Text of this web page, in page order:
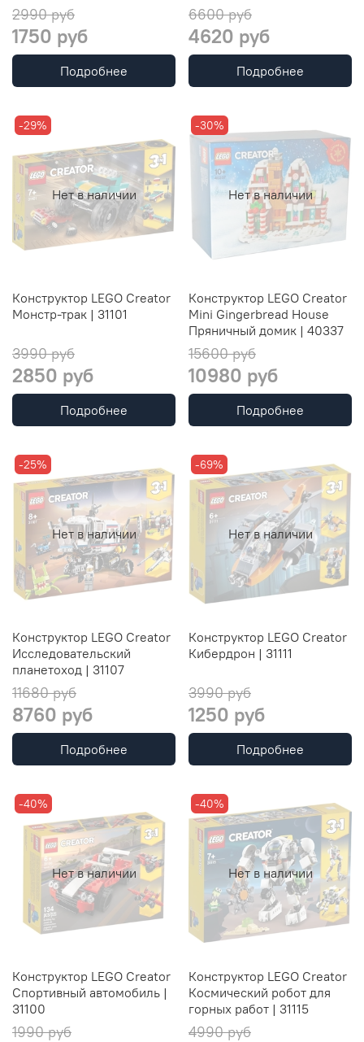
2990 руб
1750 руб
Подробнее
6600 руб
4620 руб
Подробнее
Нет в наличии
-29%
Конструктор LEGO Creator
Монстр-трак | 31101
3990 руб
2850 руб
Подробнее
Нет в наличии
-30%
Конструктор LEGO Creator
Mini Gingerbread House
Пряничный домик | 40337
15600 руб
10980 руб
Подробнее
Нет в наличии
-25%
Конструктор LEGO Creator
Исследовательский
планетоход | 31107
11680 руб
8760 руб
Подробнее
Нет в наличии
-69%
Конструктор LEGO Creator
Кибердрон | 31111
3990 руб
1250 руб
Подробнее
Нет в наличии
-40%
Конструктор LEGO Creator
Спортивный автомобиль |
31100
1990 руб
Нет в наличии
-40%
Конструктор LEGO Creator
Космический робот для
горных работ | 31115
4990 руб